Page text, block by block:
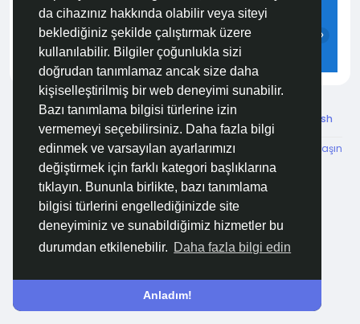
da cihazınız hakkında olabilir veya siteyi
beklediğiniz şekilde çalıştırmak üzere
kullanılabilir. Bilgiler çoğunlukla sizi
doğrudan tanımlamaz ancak size daha
kişiselleştirilmiş bir web deneyimi sunabilir.
Bazı tanımlama bilgisi türlerine izin
vermemeyi seçebilirsiniz. Daha fazla bilgi
edinmek ve varsayılan ayarlarımızı
değiştirmek için farklı kategori başlıklarına
tıklayın. Bununla birlikte, bazı tanımlama
bilgisi türlerini engellediğinizde site
deneyiminiz ve sunabildiğimiz hizmetler bu
durumdan etkilenebilir. Daha fazla bilgi edin
Anladım!
12:00
29°C
13:00
30°C
14:00
30°C
15:00
30°C
16:00
‹ ›
© 2026 Özelim Turkish
Hakkımızda Koşullar KVKK HSVTP
Bize Ulaşın
Destek Merkezi